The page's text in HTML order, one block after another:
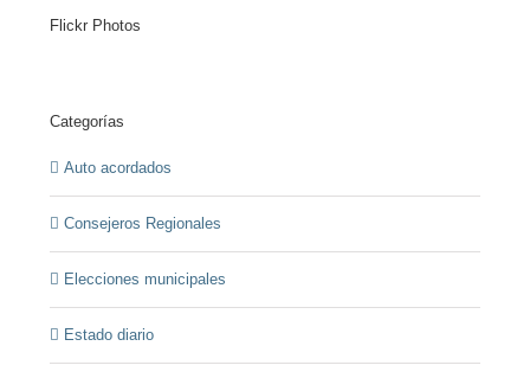
Flickr Photos
Categorías
Auto acordados
Consejeros Regionales
Elecciones municipales
Estado diario